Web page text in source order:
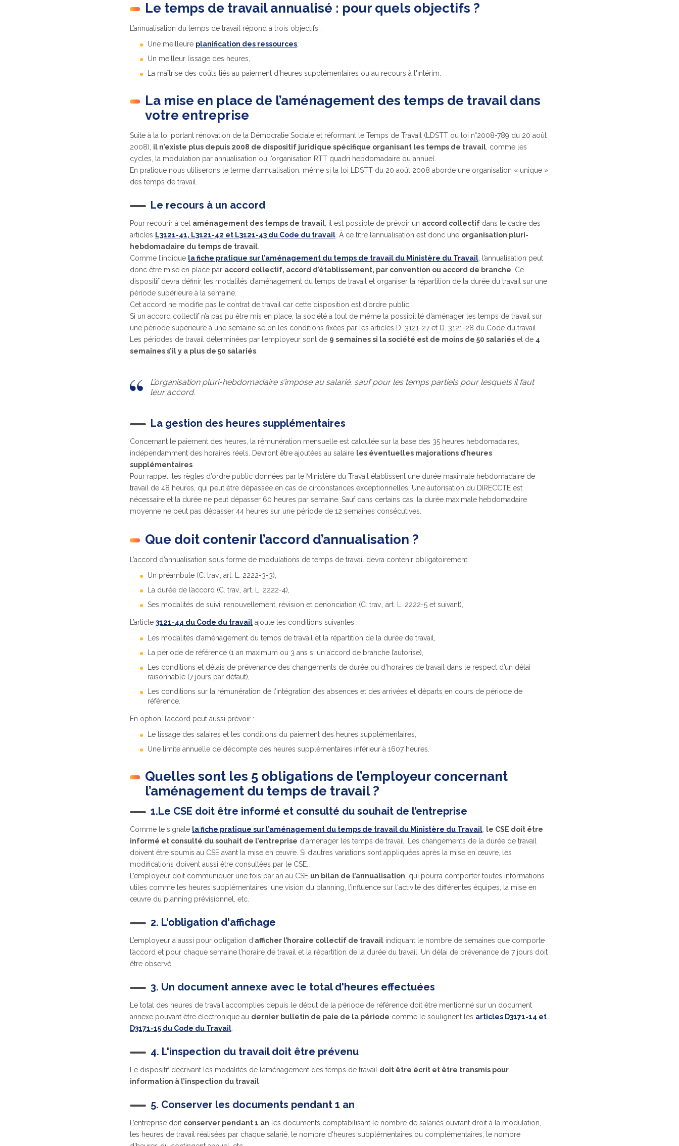
Le temps de travail annualisé : pour quels objectifs ?
L’annualisation du temps de travail répond à trois objectifs :
Une meilleure planification des ressources
Un meilleur lissage des heures,
La maîtrise des coûts liés au paiement d’heures supplémentaires ou au recours à l'intérim.
La mise en place de l’aménagement des temps de travail dans
votre entreprise
Suite à la loi portant rénovation de la Démocratie Sociale et réformant le Temps de Travail (LDSTT ou loi n°2008-789 du 20 août
2008), il n’existe plus depuis 2008 de dispositif juridique spécifique organisant les temps de travail , comme les
cycles, la modulation par annualisation ou l’organisation RTT quadri hebdomadaire ou annuel.
En pratique nous utiliserons le terme d’annualisation, même si la loi LDSTT du 20 août 2008 aborde une organisation « unique »
des temps de travail.
Le recours à un accord
Pour recourir à cet aménagement des temps de travail , il est possible de prévoir un accord collectif dans le cadre des
articles L3121-41, L3121-42 et L3121-43 du Code du travail . À ce titre l’annualisation est donc une organisation pluri-
hebdomadaire du temps de travail
Comme l’indique la fiche pratique sur l’aménagement du temps de travail du Ministère du Travail , l’annualisation peut
donc être mise en place par accord collectif, accord d’établissement, par convention ou accord de branche . Ce
dispositif devra définir les modalités d’aménagement du temps de travail et organiser la répartition de la durée du travail sur une
période supérieure à la semaine.
Cet accord ne modifie pas le contrat de travail car cette disposition est d’ordre public.
Si un accord collectif n’a pas pu être mis en place, la société a tout de même la possibilité d’aménager les temps de travail sur
une période supérieure à une semaine selon les conditions fixées par les articles D. 3121-27 et D. 3121-28 du Code du travail.
Les périodes de travail déterminées par l’employeur sont de 9 semaines si la société est de moins de 50 salariés et de 4
semaines s’il y a plus de 50 salariés
L’organisation pluri-hebdomadaire s’impose au salarié, sauf pour les temps partiels pour lesquels il faut
leur accord.
La gestion des heures supplémentaires
Concernant le paiement des heures, la rémunération mensuelle est calculée sur la base des 35 heures hebdomadaires,
indépendamment des horaires réels. Devront être ajoutées au salaire les éventuelles majorations d’heures
supplémentaires
Pour rappel, les règles d’ordre public données par le Ministère du Travail établissent une durée maximale hebdomadaire de
travail de 48 heures, qui peut être dépassée en cas de circonstances exceptionnelles. Une autorisation du DIRECCTE est
nécessaire et la durée ne peut dépasser 60 heures par semaine. Sauf dans certains cas, la durée maximale hebdomadaire
moyenne ne peut pas dépasser 44 heures sur une période de 12 semaines consécutives.
Que doit contenir l’accord d’annualisation ?
L’accord d’annualisation sous forme de modulations de temps de travail devra contenir obligatoirement :
Un préambule (C. trav., art. L. 2222-3-3),
La durée de l’accord (C. trav., art. L. 2222-4),
Ses modalités de suivi, renouvellement, révision et dénonciation (C. trav., art. L. 2222-5 et suivant),
L’article 3121-44 du Code du travail ajoute les conditions suivantes :
Les modalités d’aménagement du temps de travail et la répartition de la durée de travail,
La période de référence (1 an maximum ou 3 ans si un accord de branche l’autorise),
Les conditions et délais de prévenance des changements de durée ou d'horaires de travail dans le respect d’un délai
raisonnable (7 jours par défaut),
Les conditions sur la rémunération de l’intégration des absences et des arrivées et départs en cours de période de
référence.
En option, l’accord peut aussi prévoir :
Le lissage des salaires et les conditions du paiement des heures supplémentaires,
Une limite annuelle de décompte des heures supplémentaires inférieur à 1607 heures.
Quelles sont les 5 obligations de l’employeur concernant
l’aménagement du temps de travail ?
1.Le CSE doit être informé et consulté du souhait de l’entreprise
Comme le signale la fiche pratique sur l’aménagement du temps de travail du Ministère du Travail
le CSE doit être
informé et consulté du souhait de l’entreprise d'aménager les temps de travail. Les changements de la durée de travail
doivent être soumis au CSE avant la mise en œuvre. Si d’autres variations sont appliquées après la mise en œuvre, les
modifications doivent aussi être consultées par le CSE.
L’employeur doit communiquer une fois par an au CSE un bilan de l’annualisation , qui pourra comporter toutes informations
utiles comme les heures supplémentaires, une vision du planning, l’influence sur l'activité des différentes équipes, la mise en
œuvre du planning prévisionnel, etc.
2. L'obligation d'affichage
L’employeur a aussi pour obligation d’afficher l’horaire collectif de travail indiquant le nombre de semaines que comporte
l’accord et pour chaque semaine l’horaire de travail et la répartition de la durée du travail. Un délai de prévenance de 7 jours doit
être observé.
3. Un document annexe avec le total d'heures effectuées
Le total des heures de travail accomplies depuis le début de la période de référence doit être mentionné sur un document
annexe pouvant être électronique au dernier bulletin de paie de la période comme le soulignent les articles D3171-14 et
D3171-15 du Code du Travail
4. L'inspection du travail doit être prévenu
Le dispositif décrivant les modalités de l’aménagement des temps de travail doit être écrit et être transmis pour
information à l’inspection du travail
5. Conserver les documents pendant 1 an
L’entreprise doit conserver pendant 1 an les documents comptabilisant le nombre de salariés ouvrant droit à la modulation,
les heures de travail réalisées par chaque salarié, le nombre d'heures supplémentaires ou complémentaires, le nombre